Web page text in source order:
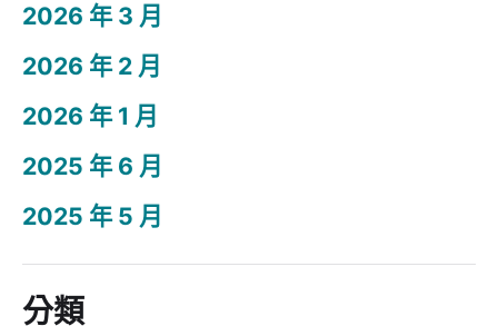
2026 年 3 月
2026 年 2 月
2026 年 1 月
2025 年 6 月
2025 年 5 月
分類